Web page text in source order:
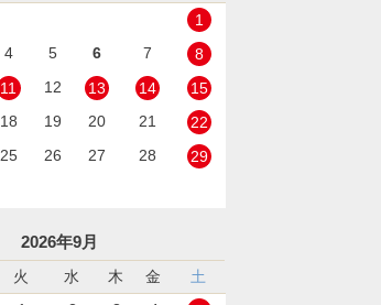
1
4 5 6 7
8
11 12 13 14
15
18 19 20 21
22
25 26 27 28
29
2026年9月
火 水 木 金
土